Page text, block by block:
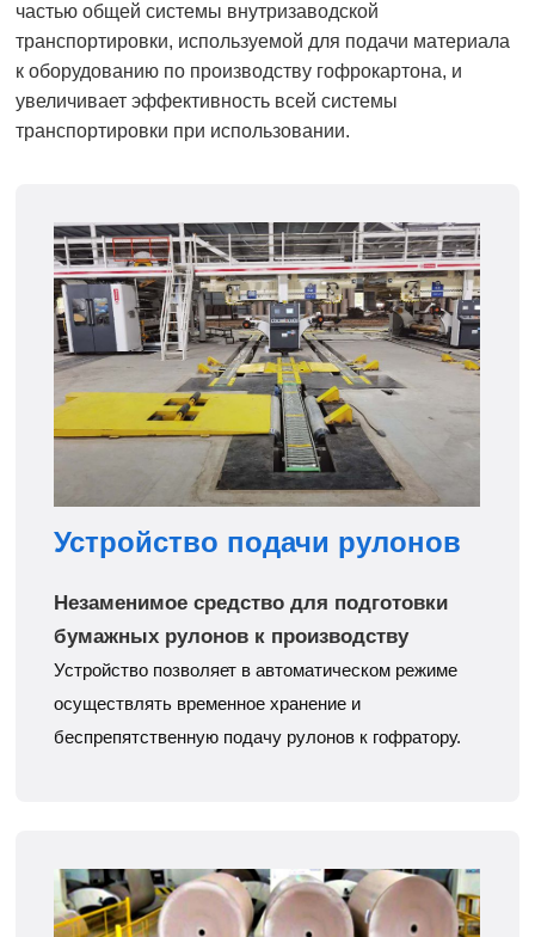
частью общей системы внутризаводской
транспортировки, используемой для подачи материала
к оборудованию по производству гофрокартона, и
увеличивает эффективность всей системы
транспортировки при использовании.
Устройство подачи рулонов
Незаменимое средство для подготовки
бумажных рулонов к производству
Устройство позволяет в автоматическом режиме
осуществлять временное хранение и
беспрепятственную подачу рулонов к гофратору.